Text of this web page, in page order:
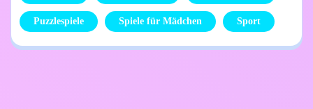
Puzzlespiele Spiele für Mädchen Sport